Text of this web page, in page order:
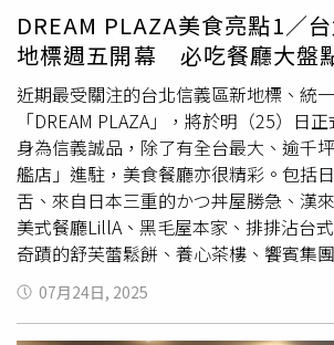
的京都家庭風味，例如使用講究的高湯
底，將原汁原味的京都小菜搬來台灣。
感源自京都家庭會每日親手準備的配菜概
中的「湯葉核桃胡麻醬沙拉」、「生麩
得一試。日籍總料理長佐京健太郎提到
都常見於日式鍋物中，在菜な則特別將
菜沙拉、賦予創意；而有點黏性與Q彈
統吃法常會搭配味噌，或是做成關東煮
嘗，在菜な則將其烤過再搭配兩種味噌
噌醬偏鹹、味道較重，與蛋黃調和的白
帶來雙重滋味。去除多餘水分、充滿香
懷石籠」定食，是店家的招牌菜色。（
靜攝）一次匯集多種和風美食的「天婦
DREAM PLAZA美食亮點1／
地標週五開幕 必吃餐廳大盤
近期最受關注的台北信義區新地標、統
「DREAM PLAZA」，將於明（25）日
身為信義誠品，除了有全台最大、逾千
艦店」進駐，美食餐廳亦很精彩。包括
舌、來自日本三重的かつ丼屋勝急、漢
美式餐廳LillA、黑毛屋本家、排排沾台
奇蹟的舒芙蕾鬆餅、養心茶樓、饗賓集
品牌Urban Paradise、美威鮭魚、全新
TRANSIT」等，讓人等不及要大快朵頤
「海之味盛合豬排丼」以千層腰內豬排
07月24日, 2025